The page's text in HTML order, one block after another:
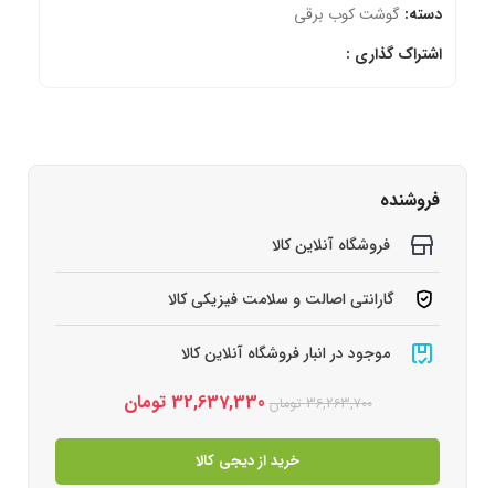
دسته: گوشت کوب برقی
اشتراک گذاری :
فروشنده
فروشگاه آنلاین کالا
گارانتی اصالت و سلامت فیزیکی کالا
موجود در انبار فروشگاه آنلاین کالا
36,263,700 تومان 32,637,330 تومان
خرید از دیجی کالا